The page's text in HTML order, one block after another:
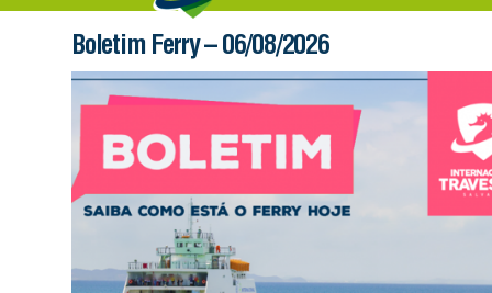
Boletim Ferry – 06/08/2026